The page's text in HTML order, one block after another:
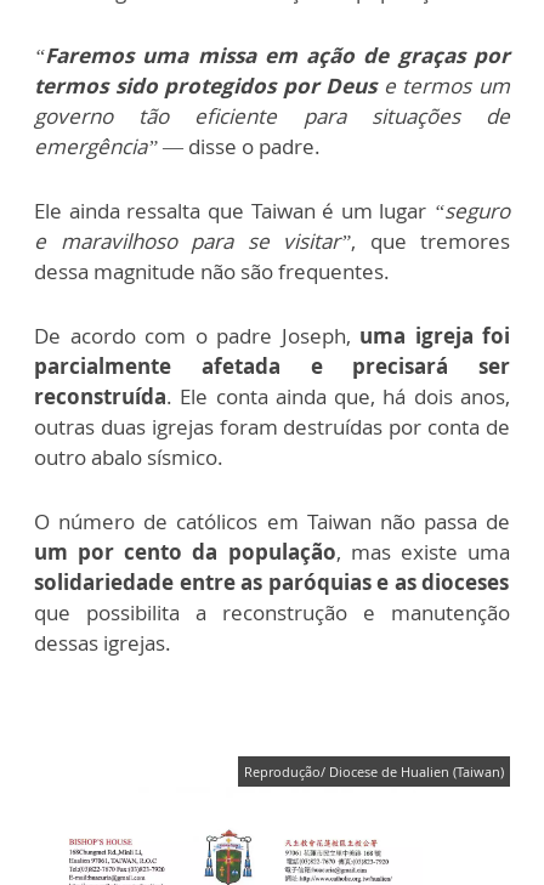
“Faremos uma missa em ação de graças por
termos sido protegidos por Deuse termos um
governo tão eficiente para situações de
emergência”— disse o padre.
Ele ainda ressalta que Taiwan é um lugar “seguro
e maravilhoso para se visitar”, que tremores
dessa magnitude não são frequentes.
De acordo com o padre Joseph, uma igreja foi
parcialmente afetada e precisará ser
reconstruída. Ele conta ainda que, há dois anos,
outras duas igrejas foram destruídas por conta de
outro abalo sísmico.
O número de católicos em Taiwan não passa de
um por cento da população, mas existe uma
solidariedade entre as paróquias e as dioceses
que possibilita a reconstrução e manutenção
dessas igrejas.
Reprodução/ Diocese de Hualien (Taiwan)